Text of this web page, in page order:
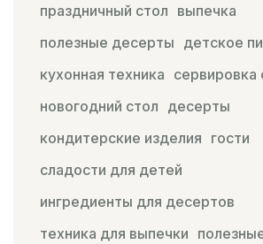
праздничный стол выпечка
полезные десерты детское
кухонная техника сервировка
новогодний стол десерты
кондитерские изделия гости
сладости для детей
ингредиенты для десертов
техника для выпечки